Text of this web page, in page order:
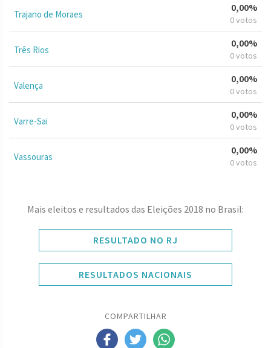
Trajano de Moraes
0,00%
0 votos
Três Rios
0,00%
0 votos
Valença
0,00%
0 votos
Varre-Sai
0,00%
0 votos
Vassouras
0,00%
0 votos
Mais eleitos e resultados das Eleições 2018 no Brasil:
RESULTADO NO RJ
RESULTADOS NACIONAIS
COMPARTILHAR